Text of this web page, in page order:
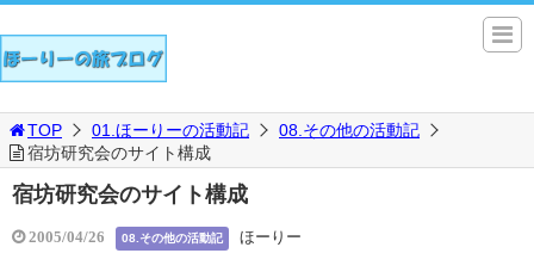
TOP 01.ほーりーの活動記
08.その他の活動記
宿坊研究会のサイト構成
宿坊研究会のサイト構成
2005/04/26 08.その他の活動記 ほーりー